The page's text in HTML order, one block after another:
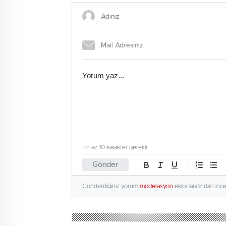
Gönder
En az 10 karakter gerekli
Gönderdiğiniz yorum moderasyon ekibi tarafından